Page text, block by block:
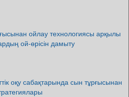
ойлау технологиясы арқылы
ой-өрісін дамыту
оқу сабақтарында сын тұрғысынан